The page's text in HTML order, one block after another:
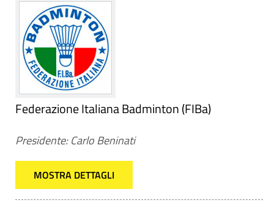
Federazione Italiana Badminton (FIBa)
Presidente: Carlo Beninati
MOSTRA DETTAGLI